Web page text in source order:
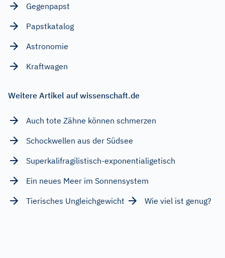
Gegenpapst
Papstkatalog
Astronomie
Kraftwagen
Weitere Artikel auf wissenschaft.de
Auch tote Zähne können schmerzen
Schockwellen aus der Südsee
Superkalifragilistisch-exponentialigetisch
Ein neues Meer im Sonnensystem
Tierisches Ungleichgewicht
Wie viel ist genug?